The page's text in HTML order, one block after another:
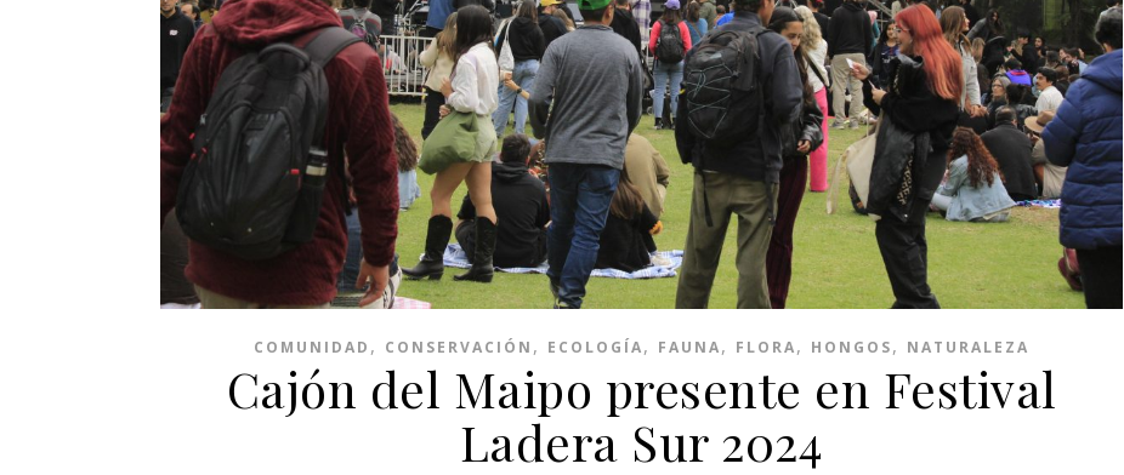
COMUNIDAD , CONSERVACIÓN , ECOLOGÍA, FAUNA, FLORA, HONGOS, NATURALEZA
Cajón del Maipo presente en Festival
Ladera Sur 2024